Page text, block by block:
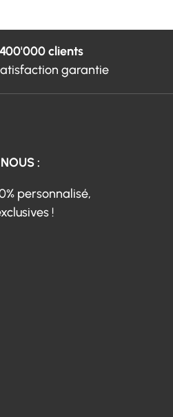
clients
garantie
:
personnalisé,
!